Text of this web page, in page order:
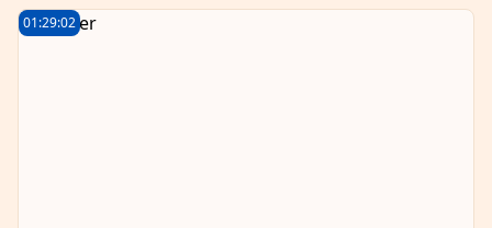
01:29:02